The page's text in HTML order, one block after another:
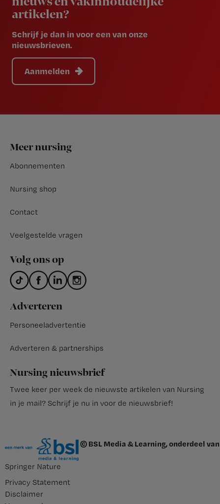
artikelen?
Schrijf je dan in voor een van onze
nieuwsbrieven.
Aanmelden
Footer
Meer nursing
Abonnementen
Nursing shop
Contact
Veelgestelde vragen
Volg ons op
Adverteren
Personeeladvertentie
Adverteren & partnerships
Nursing nieuwsbrief
Twee keer per week de nieuwste artikelen van Nursing
in je mail? Schrijf je nu in voor de nieuwsbrief!
© BSL Media & Learning, onderdeel van
Springer Nature
Privacy Statement
Disclaimer